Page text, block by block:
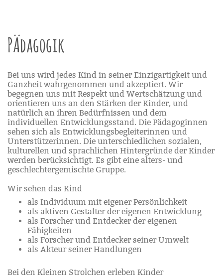
PÄdagogik
Bei uns wird jedes Kind in seiner Einzigartigkeit und
Ganzheit wahrgenommen und akzeptiert. Wir
begegnen uns mit Respekt und Wertschätzung und
orientieren uns an den Stärken der Kinder, und
natürlich an ihren Bedürfnissen und dem
individuellen Entwicklungsstand. Die Pädagoginnen
sehen sich als Entwicklungsbegleiterinnen und
Unterstützerinnen. Die unterschiedlichen sozialen,
kulturellen und sprachlichen Hintergründe der Kinder
werden berücksichtigt. Es gibt eine alters- und
geschlechtergemischte Gruppe.
Wir sehen das Kind
als Individuum mit eigener Persönlichkeit
als aktiven Gestalter der eigenen Entwicklung
als Forscher und Entdecker der eigenen
Fähigkeiten
als Forscher und Entdecker seiner Umwelt
als Akteur seiner Handlungen
Bei den Kleinen Strolchen erleben Kinder